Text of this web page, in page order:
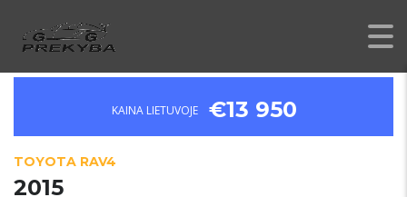
KAINA LIETUVOJE €13 950
TOYOTA RAV4
2015